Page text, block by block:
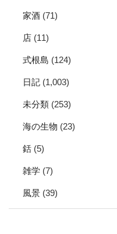
家酒 (71)
店 (11)
式根島 (124)
日記 (1,003)
未分類 (253)
海の生物 (23)
銛 (5)
雑学 (7)
風景 (39)